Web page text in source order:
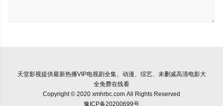
天堂影视提供最新热播VIP电视剧全集、动漫、综艺、未删减高清电影大
全免费在线看
Copyright © 2020 xmhrbc.com All Rights Reserved
豫ICP备20200699号